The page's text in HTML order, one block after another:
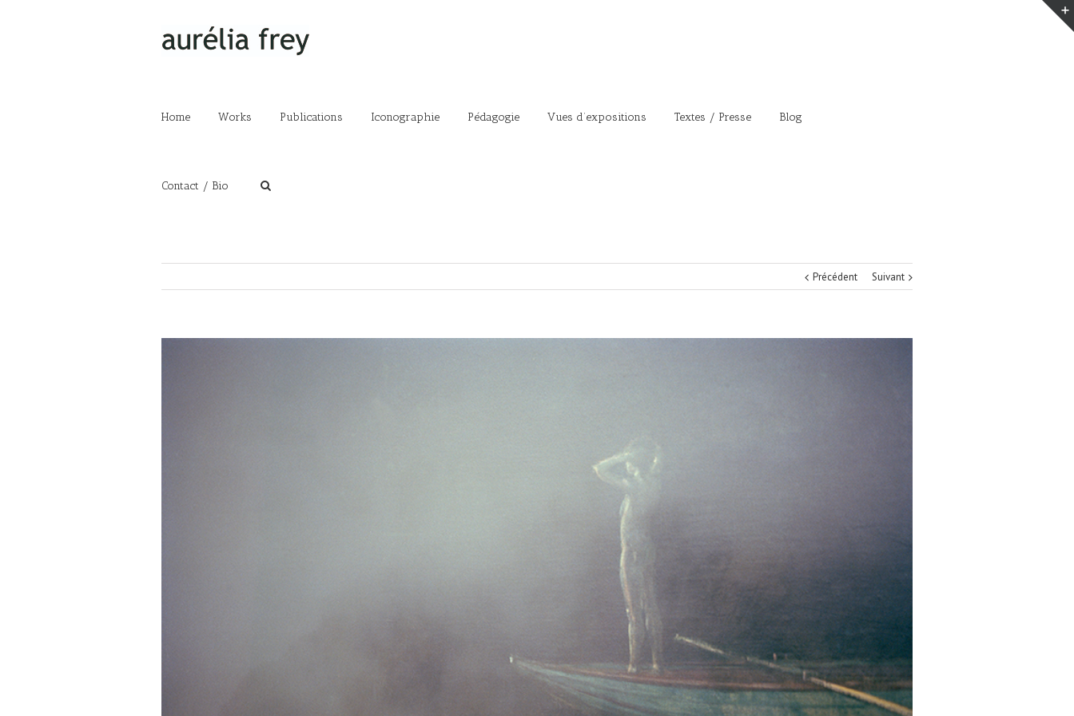
Home Works Publications Iconographie Pédagogie Vues d’expositions Textes / Presse Blog
Contact / Bio
Précédent Suivant